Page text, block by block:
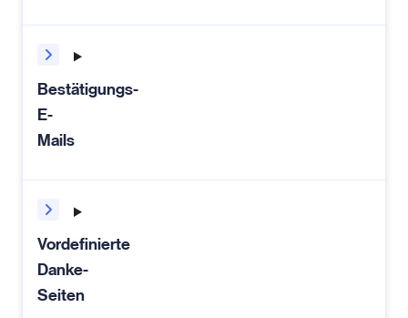
Bestätigungs-
E-
Mails
Vordefinierte
Danke-
Seiten